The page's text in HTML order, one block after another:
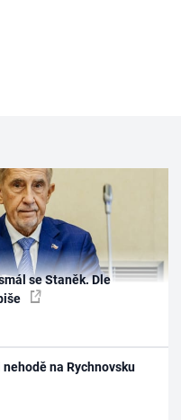
se Staněk. Dle
na Rychnovsku